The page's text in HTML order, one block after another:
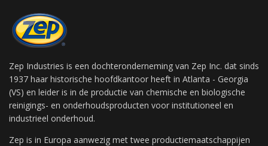
Zep Industries is een dochteronderneming van Zep Inc. dat sinds
1937 haar historische hoofdkantoor heeft in Atlanta - Georgia
(VS) en leider is in de productie van chemische en biologische
reinigings- en onderhoudsproducten voor institutioneel en
industrieel onderhoud.
Zep is in Europa aanwezig met twee productiemaatschappijen